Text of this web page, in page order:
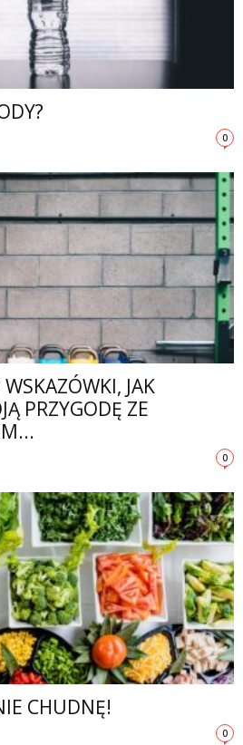
0
WSKAZÓWKI, JAK
PRZYGODĘ ZE
0
CHUDNĘ!
0